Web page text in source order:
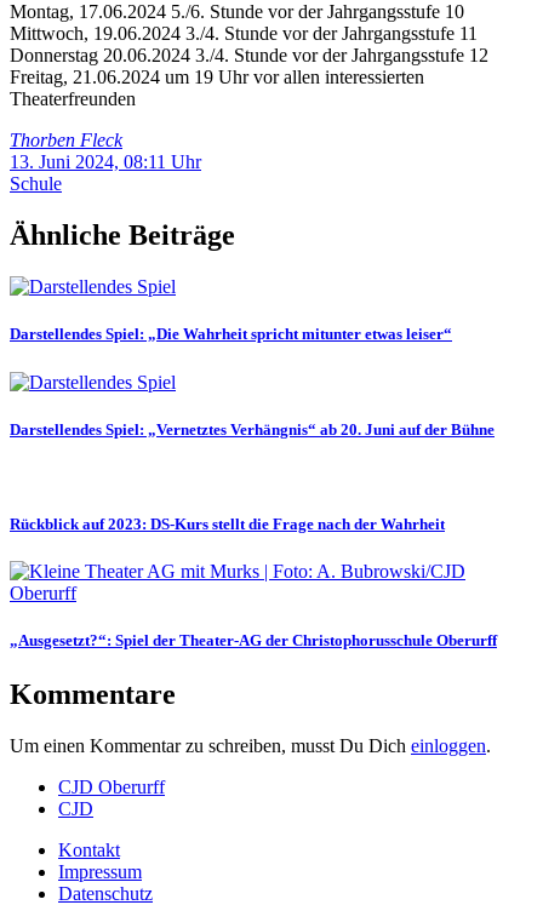
Montag, 17.06.2024 5./6. Stunde vor der Jahrgangsstufe 10
Mittwoch, 19.06.2024 3./4. Stunde vor der Jahrgangsstufe 11
Donnerstag 20.06.2024 3./4. Stunde vor der Jahrgangsstufe 12
Freitag, 21.06.2024 um 19 Uhr vor allen interessierten
Theaterfreunden
Thorben Fleck
13. Juni 2024, 08:11 Uhr
Schule
Ähnliche Beiträge
Darstellendes Spiel: „Die Wahrheit spricht mitunter etwas leiser“
Darstellendes Spiel: „Vernetztes Verhängnis“ ab 20. Juni auf der Bühne
Rückblick auf 2023: DS-Kurs stellt die Frage nach der Wahrheit
„Ausgesetzt?“: Spiel der Theater-AG der Christophorusschule Oberurff
Kommentare
Um einen Kommentar zu schreiben, musst Du Dich einloggen.
CJD Oberurff
CJD
Kontakt
Impressum
Datenschutz